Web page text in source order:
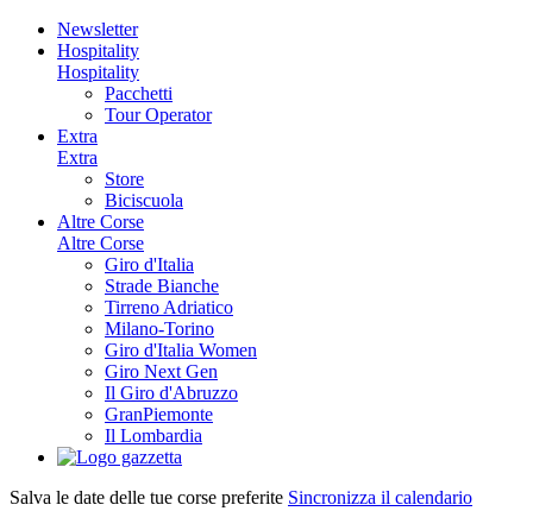
Newsletter
Hospitality
Hospitality
Pacchetti
Tour Operator
Extra
Extra
Store
Biciscuola
Altre Corse
Altre Corse
Giro d'Italia
Strade Bianche
Tirreno Adriatico
Milano-Torino
Giro d'Italia Women
Giro Next Gen
Il Giro d'Abruzzo
GranPiemonte
Il Lombardia
Salva le date delle tue corse preferite Sincronizza il calendario